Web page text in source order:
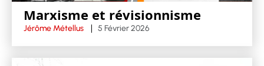
Marxisme et révisionnisme
Jérôme Métellus 5 Février 2026